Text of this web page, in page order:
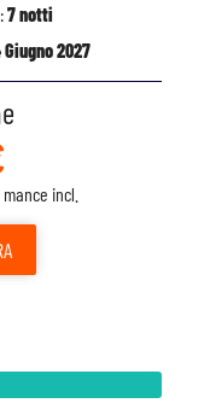
7 notti
Giugno 2027
incl.